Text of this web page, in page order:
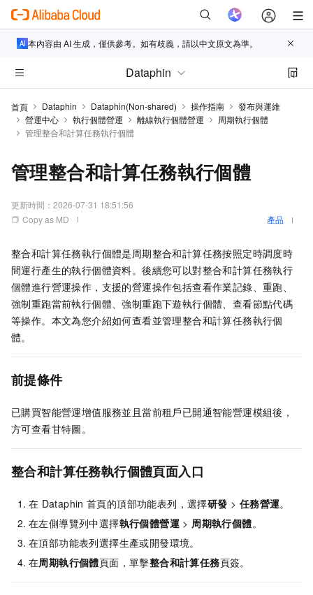
本內容由 AI 生成，僅供參考。如有歧義，請以中文原文為準。
Dataphin
首頁 Dataphin Dataphin(Non-shared) 操作指南
發布與運維
營運中心
執行個體營運 離線執行個體營運
周期執行個體
管理整合和計算任務執行個體
管理整合和計算任務執行個體
更新時間： 2026-07-31 18:51:56
Copy as MD
產品
整合和計算任務執行個體是周期整合和計算任務按照定時調度時
間運行產生的執行個體資料。後續您可以對整合和計算任務執行
個體進行營運操作，支援的營運操作包括查看作業記錄、重跑、
強制重跑當前執行個體、強制重跑下遊執行個體、查看節點代碼
等操作。本文為您介紹如何查看並管理整合和計算任務執行個
體。
前提條件
已購買智能營運增值服務並且當前租戶已開通智能營運模組後，
方可查看甘特圖。
整合和計算任務執行個體頁面入口
在 Dataphin 首頁的頂部功能表列，選擇研發 > 任務營運。
在左側導覽列中選擇執行個體營運 > 周期執行個體。
在頂部功能表列選擇生產或開發環境。
在周期執行個體頁面，單擊整合和計算任務頁簽。